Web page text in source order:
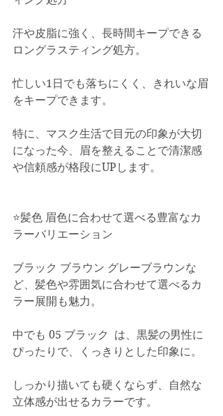
汗や皮脂に強く、長時間キープできる
ロングラスティング処方。
忙しい1日でも落ちにくく、きれいな眉
をキープできます。
特に、マスク生活で目元の印象が大切
になった今、眉を整えることで清潔感
や信頼感が格段にUPします。
⭐️髪色 眉色に合わせて選べる豊富なカ
ラーバリエーション
ブラック ブラウン グレーブラウンな
ど、髪色や雰囲気に合わせて選べるカ
ラー展開も魅力。
中でも 05 ブラック  は、黒髪の男性に
ぴったりで、くっきりとした印象に。
しっかり描いても硬くならず、自然な
立体感が出せるカラーです。